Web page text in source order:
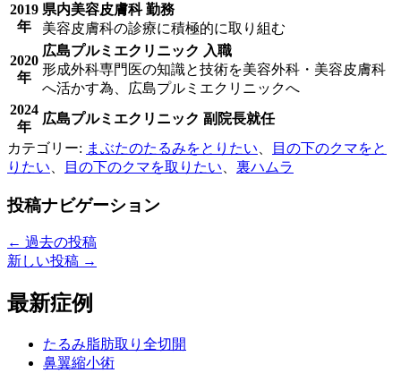
2019
年
県内美容皮膚科 勤務
美容皮膚科の診療に積極的に取り組む
2020
年
広島プルミエクリニック 入職
形成外科専門医の知識と技術を美容外科・美容皮膚科
へ活かす為、広島プルミエクリニックへ
2024
年
広島プルミエクリニック 副院長就任
カテゴリー: まぶたのたるみをとりたい
目の下のクマをと
りたい
目の下のクマを取りたい 裏ハムラ
投稿ナビゲーション
← 過去の投稿
新しい投稿 →
最新症例
たるみ脂肪取り全切開
鼻翼縮小術